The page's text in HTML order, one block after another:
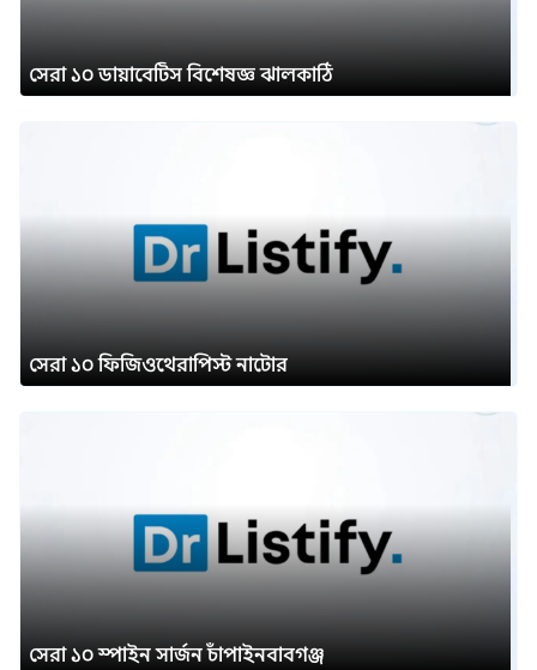
সেরা ১০ ডায়াবেটিস বিশেষজ্ঞ ঝালকাঠি
সেরা ১০ ফিজিওথেরাপিস্ট নাটোর
সেরা ১০ স্পাইন সার্জন চাঁপাইনবাবগঞ্জ